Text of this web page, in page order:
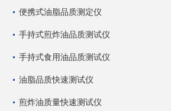
便携式油脂品质测定仪
手持式煎炸油品质测试仪
手持式食用油品质测试仪
油脂品质快速测试仪
煎炸油质量快速测试仪